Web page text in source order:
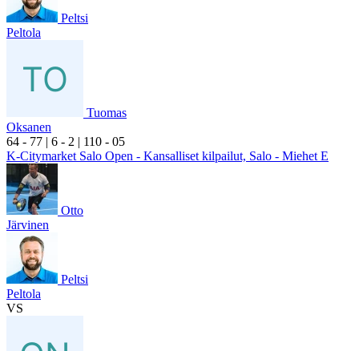
Peltsi
Peltola
Tuomas
Oksanen
64 - 77 | 6 - 2 | 110 - 05
K-Citymarket Salo Open - Kansalliset kilpailut, Salo - Miehet E
Otto
Järvinen
Peltsi
Peltola
VS